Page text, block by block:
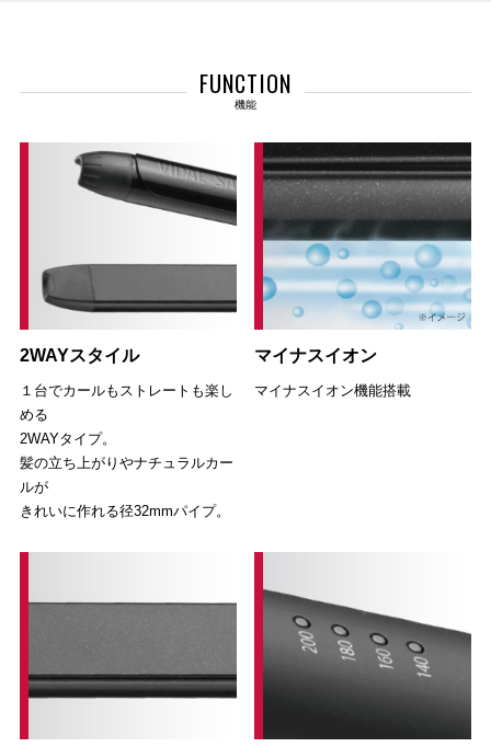
FUNCTION
機能
2WAYスタイル
１台でカールもストレートも楽し
める
2WAYタイプ。
髪の立ち上がりやナチュラルカー
ルが
きれいに作れる径32mmパイプ。
マイナスイオン
マイナスイオン機能搭載